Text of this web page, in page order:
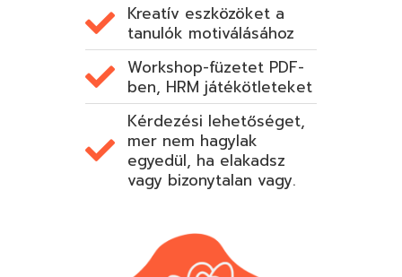
Kreatív eszközöket a
tanulók motiválásához
Workshop-füzetet PDF-
ben, HRM játékötleteket
Kérdezési lehetőséget,
mer nem hagylak
egyedül, ha elakadsz
vagy bizonytalan vagy.